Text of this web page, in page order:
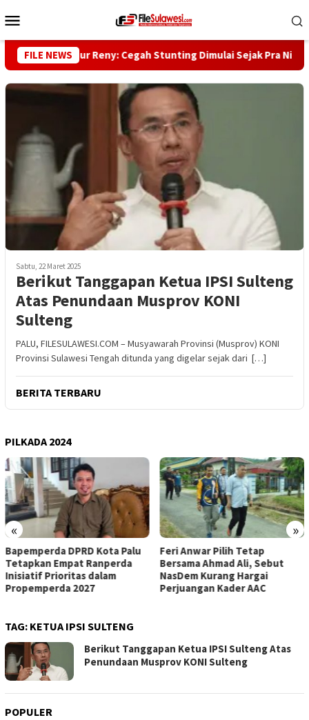
ke
Mobile
FILE NEWS
Gubernur Reny: Cegah Stunting Dimulai Sejak Pra Nikah
Sabtu, 22 Maret 2025
Berikut Tanggapan Ketua IPSI Sulteng
Atas Penundaan Musprov KONI
Sulteng
PALU, FILESULAWESI.COM – Musyawarah Provinsi (Musprov) KONI
Provinsi Sulawesi Tengah ditunda yang digelar sejak dari […]
BERITA TERBARU
PILKADA 2024
« »
Feri Anwar Pilih Tetap
Bersama Ahmad Ali, Sebut
NasDem Kurang Hargai
Perjuangan Kader AAC
Pengurus Inti DPW Partai
Nasdem Sulteng Resmi
Mengundurkan Diri dari
Kepengurusan
TAG: KETUA IPSI SULTENG
Berikut Tanggapan Ketua IPSI Sulteng Atas
Penundaan Musprov KONI Sulteng
POPULER